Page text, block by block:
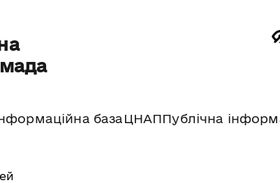
база ЦНАППублічна